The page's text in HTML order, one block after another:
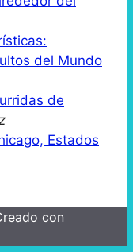
del Mundo
de
Estados
con